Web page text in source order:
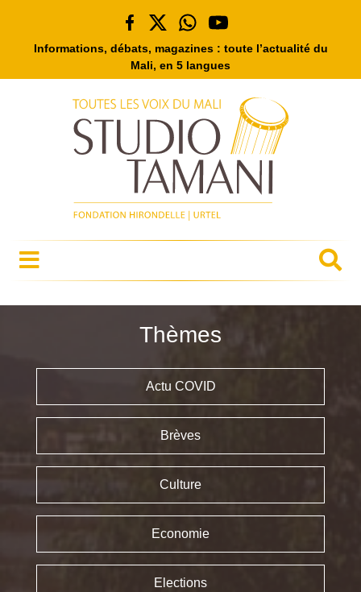
Informations, débats, magazines : toute l’actualité du
Mali, en 5 langues
Thèmes
Actu COVID
Brèves
Culture
Economie
Elections